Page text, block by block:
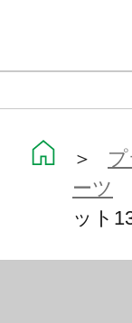
■レール×2
■円形ブレ
■円形ブレ
■レール連
■グリップ
＞
ーツ
ット